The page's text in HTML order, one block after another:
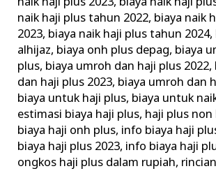
naik haji plus tahun 2022, biaya naik
2023, biaya naik haji plus tahun 2024,
alhijaz, biaya onh plus depag, biaya
plus, biaya umroh dan haji plus 2022,
dan haji plus 2023, biaya umroh dan
biaya untuk haji plus, biaya untuk
estimasi biaya haji plus, haji plus non
biaya haji onh plus, info biaya haji
biaya haji plus 2023, info biaya haji
ongkos haji plus dalam rupiah,